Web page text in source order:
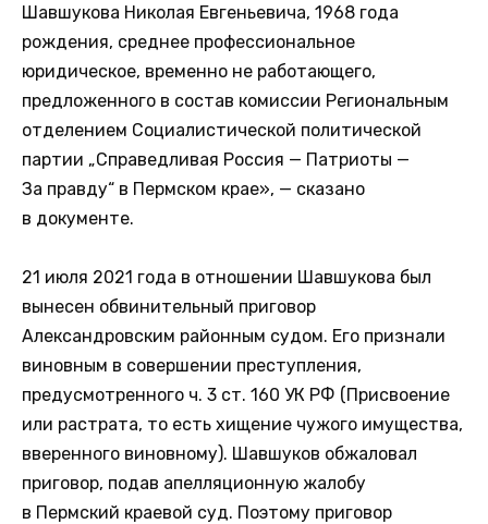
Шавшукова Николая Евгеньевича, 1968 года
рождения, среднее профессиональное
юридическое, временно не работающего,
предложенного в состав комиссии Региональным
отделением Социалистической политической
партии „Справедливая Россия — Патриоты —
За правду“ в Пермском крае», — сказано
в документе.
21 июля 2021 года в отношении Шавшукова был
вынесен обвинительный приговор
Александровским районным судом. Его признали
виновным в совершении преступления,
предусмотренного ч. 3 ст. 160 УК РФ (Присвоение
или растрата, то есть хищение чужого имущества,
вверенного виновному). Шавшуков обжаловал
приговор, подав апелляционную жалобу
в Пермский краевой суд. Поэтому приговор